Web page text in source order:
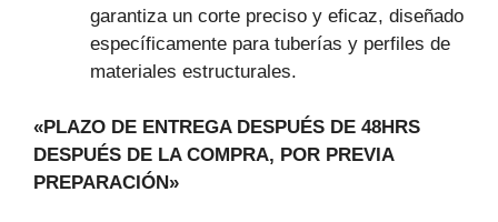
garantiza un corte preciso y eficaz, diseñado
específicamente para tuberías y perfiles de
materiales estructurales.
«PLAZO DE ENTREGA DESPUÉS DE 48HRS
DESPUÉS DE LA COMPRA, POR PREVIA
PREPARACIÓN»